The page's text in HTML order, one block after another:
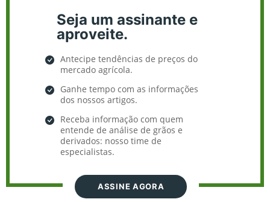
Seja um assinante e
aproveite.
Antecipe tendências de preços do
mercado agrícola.
Ganhe tempo com as informações
dos nossos artigos.
Receba informação com quem
entende de análise de grãos e
derivados: nosso time de
especialistas.
ASSINE AGORA